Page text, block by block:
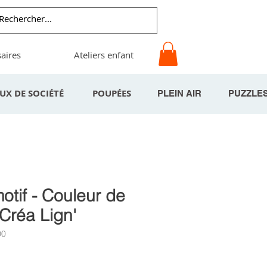
Ateliers enfant
DE SOCIÉTÉ POUPÉES PLEIN AIR
- Couleur de
Lign'